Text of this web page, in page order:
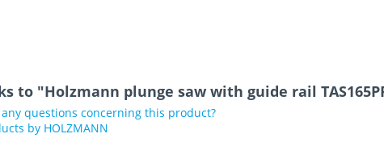
to "Holzmann plunge saw with guide rail
any questions concerning this product?
by HOLZMANN